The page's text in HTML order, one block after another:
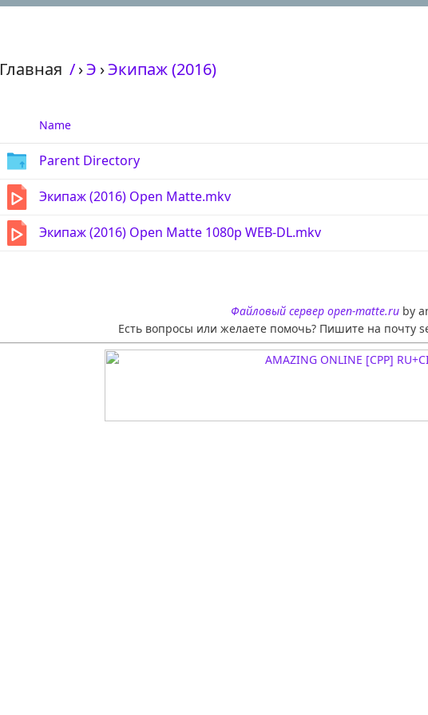
Главная /›Э ›Экипаж (2016)
Name
Parent Directory
Экипаж (2016) Open Matte.mkv
Экипаж (2016) Open Matte 1080p WEB-DL.mkv
Файловый сервер open-matte.ruby
Есть вопросы или желаете помочь? Пишите на почту